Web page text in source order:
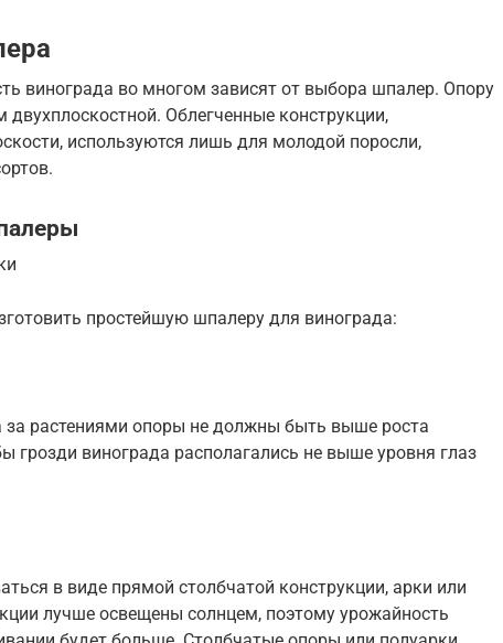
винограда во многом зависят от выбора шпалер. Опору
Облегченные конструкции,
используются лишь для молодой поросли,
простейшую шпалеру для винограда:
за растениями опоры не должны быть выше роста
грозди винограда располагались не выше уровня глаз
в виде прямой столбчатой конструкции, арки или
лучше освещены солнцем, поэтому урожайность